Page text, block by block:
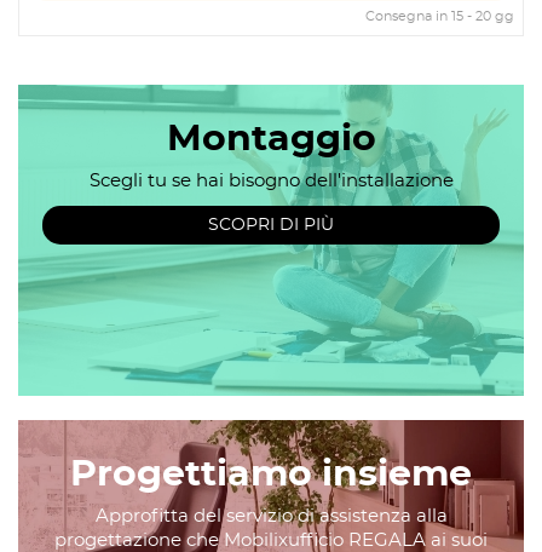
Consegna in 15 - 20 gg
Montaggio
Scegli tu se hai bisogno dell'installazione
SCOPRI DI PIÙ
Progettiamo insieme
Approfitta del servizio di assistenza alla
progettazione che Mobilixufficio REGALA ai suoi